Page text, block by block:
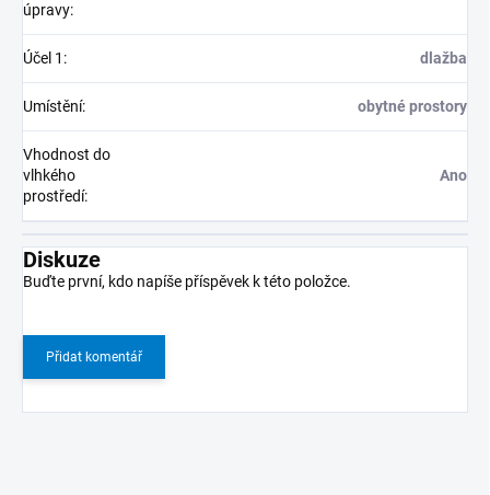
úpravy:
Účel 1 : dlažba
Umístění: obytné prostory
Vhodnost do
vlhkého
prostředí:
Ano
Diskuze
Buďte první, kdo napíše příspěvek k této položce.
Přidat komentář